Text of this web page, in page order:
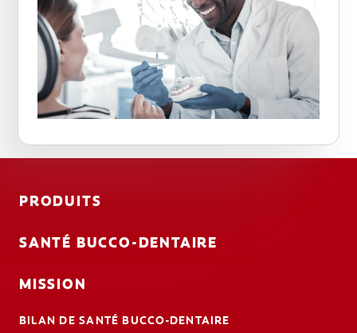
PRODUITS
SANTÉ BUCCO-DENTAIRE
MISSION
BILAN DE SANTÉ BUCCO-DENTAIRE